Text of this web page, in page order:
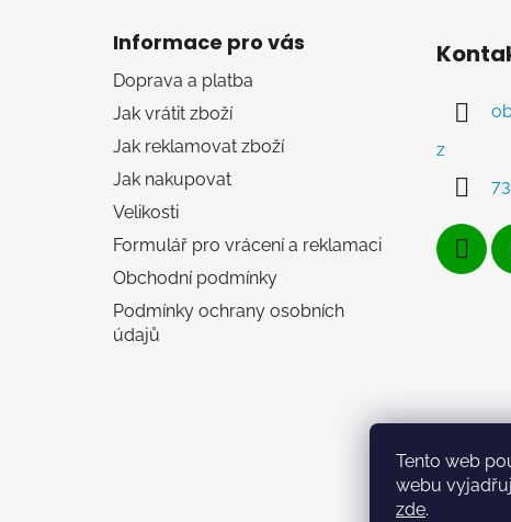
Tento web
webu
zde.
Informace pro vás
Doprava a platba
Jak vrátit zboží
Jak reklamovat zboží
Jak nakupovat
Velikosti
Formulář pro vrácení a reklamaci
Obchodní podmínky
Podmínky ochrany osobních
údajů
z